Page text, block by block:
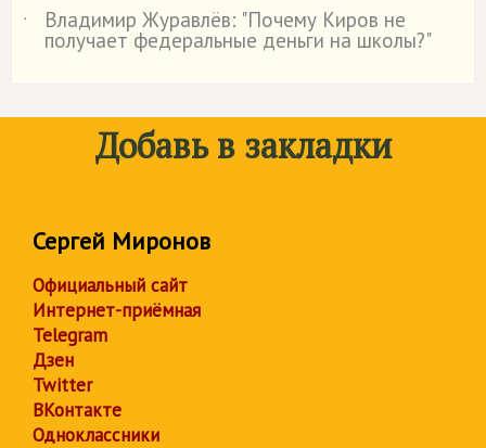
˙
Владимир Журавлёв: "Почему Киров не
получает федеральные деньги на школы?"
Добавь в закладки
Сергей Миронов
Официальный сайт
Интернет-приёмная
Telegram
Дзен
Twitter
ВКонтакте
Одноклассники